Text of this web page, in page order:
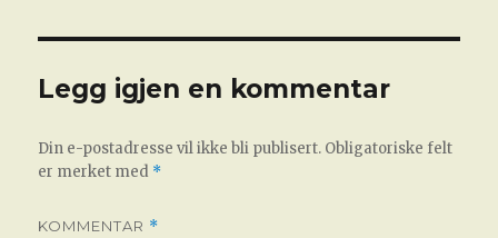
Legg igjen en kommentar
Din e-postadresse vil ikke bli publisert. Obligatoriske felt
er merket med *
KOMMENTAR *